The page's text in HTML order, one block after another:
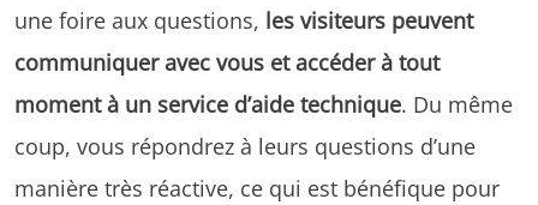
une foire aux questions, les visiteurs peuvent
communiquer avec vous et accéder à tout
moment à un service d’aide technique. Du même
coup, vous répondrez à leurs questions d’une
manière très réactive, ce qui est bénéfique pour